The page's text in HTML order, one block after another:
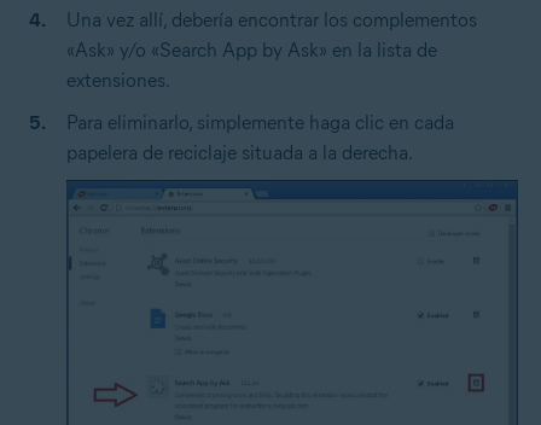
Una vez allí, debería encontrar los complementos
«Ask» y/o «Search App by Ask» en la lista de
extensiones.
Para eliminarlo, simplemente haga clic en cada
papelera de reciclaje situada a la derecha.